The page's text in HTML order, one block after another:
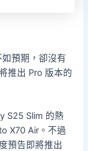
預期，卻沒有
推出 Pro 版本的
S25 Slim 的熱
X70 Air。不過
預告即將推出